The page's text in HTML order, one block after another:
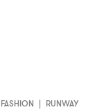
FASHION | RUNWAY